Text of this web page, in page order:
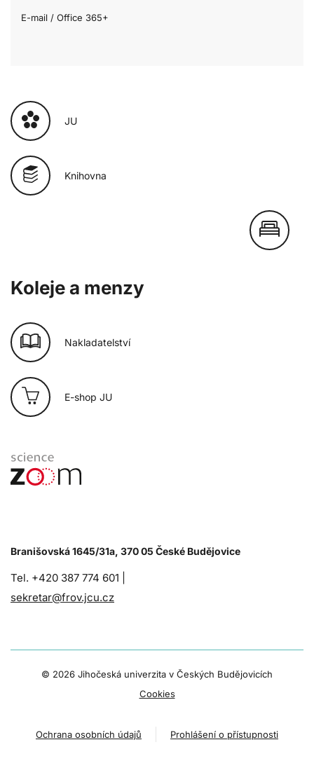
E-mail / Office 365+
JU
Knihovna
Koleje a menzy
Nakladatelství
E-shop JU
Branišovská 1645/31a, 370 05 České Budějovice
Tel. +420 387 774 601 |
sekretar@frov.jcu.cz
© 2026 Jihočeská univerzita v Českých Budějovicích
Cookies
Ochrana osobních údajů Prohlášení o přístupnosti